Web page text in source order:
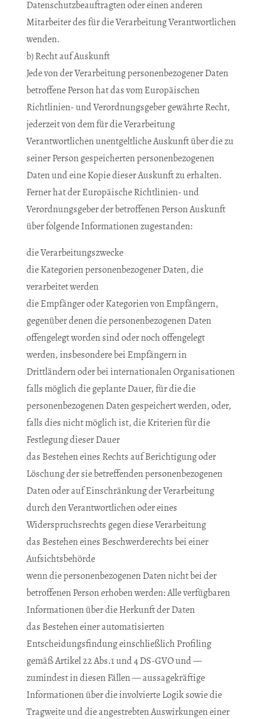
Datenschutzbeauftragten oder einen anderen
Mitarbeiter des für die Verarbeitung Verantwortlichen
wenden.
b) Recht auf Auskunft
Jede von der Verarbeitung personenbezogener Daten
betroffene Person hat das vom Europäischen
Richtlinien- und Verordnungsgeber gewährte Recht,
jederzeit von dem für die Verarbeitung
Verantwortlichen unentgeltliche Auskunft über die zu
seiner Person gespeicherten personenbezogenen
Daten und eine Kopie dieser Auskunft zu erhalten.
Ferner hat der Europäische Richtlinien- und
Verordnungsgeber der betroffenen Person Auskunft
über folgende Informationen zugestanden:
die Verarbeitungszwecke
die Kategorien personenbezogener Daten, die
verarbeitet werden
die Empfänger oder Kategorien von Empfängern,
gegenüber denen die personenbezogenen Daten
offengelegt worden sind oder noch offengelegt
werden, insbesondere bei Empfängern in
Drittländern oder bei internationalen Organisationen
falls möglich die geplante Dauer, für die die
personenbezogenen Daten gespeichert werden, oder,
falls dies nicht möglich ist, die Kriterien für die
Festlegung dieser Dauer
das Bestehen eines Rechts auf Berichtigung oder
Löschung der sie betreffenden personenbezogenen
Daten oder auf Einschränkung der Verarbeitung
durch den Verantwortlichen oder eines
Widerspruchsrechts gegen diese Verarbeitung
das Bestehen eines Beschwerderechts bei einer
Aufsichtsbehörde
wenn die personenbezogenen Daten nicht bei der
betroffenen Person erhoben werden: Alle verfügbaren
Informationen über die Herkunft der Daten
das Bestehen einer automatisierten
Entscheidungsfindung einschließlich Profiling
gemäß Artikel 22 Abs.1 und 4 DS-GVO und —
zumindest in diesen Fällen — aussagekräftige
Informationen über die involvierte Logik sowie die
Tragweite und die angestrebten Auswirkungen einer